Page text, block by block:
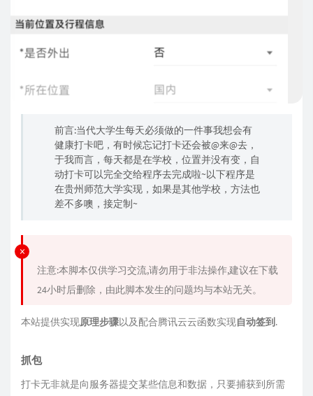
前言:当代大学生每天必须做的一件事我想会有
健康打卡吧，有时候忘记打卡还会被@来@去，
于我而言，每天都是在学校，位置并没有变，自
动打卡可以完全交给程序去完成啦~以下程序是
在贵州师范大学实现，如果是其他学校，方法也
差不多噢，接定制~
注意:本脚本仅供学习交流,请勿用于非法操作,建议在下载
24小时后删除，由此脚本发生的问题均与本站无关。
本站提供实现原理步骤以及配合腾讯云云函数实现自动签到.
抓包
打卡无非就是向服务器提交某些信息和数据，只要捕获到所需